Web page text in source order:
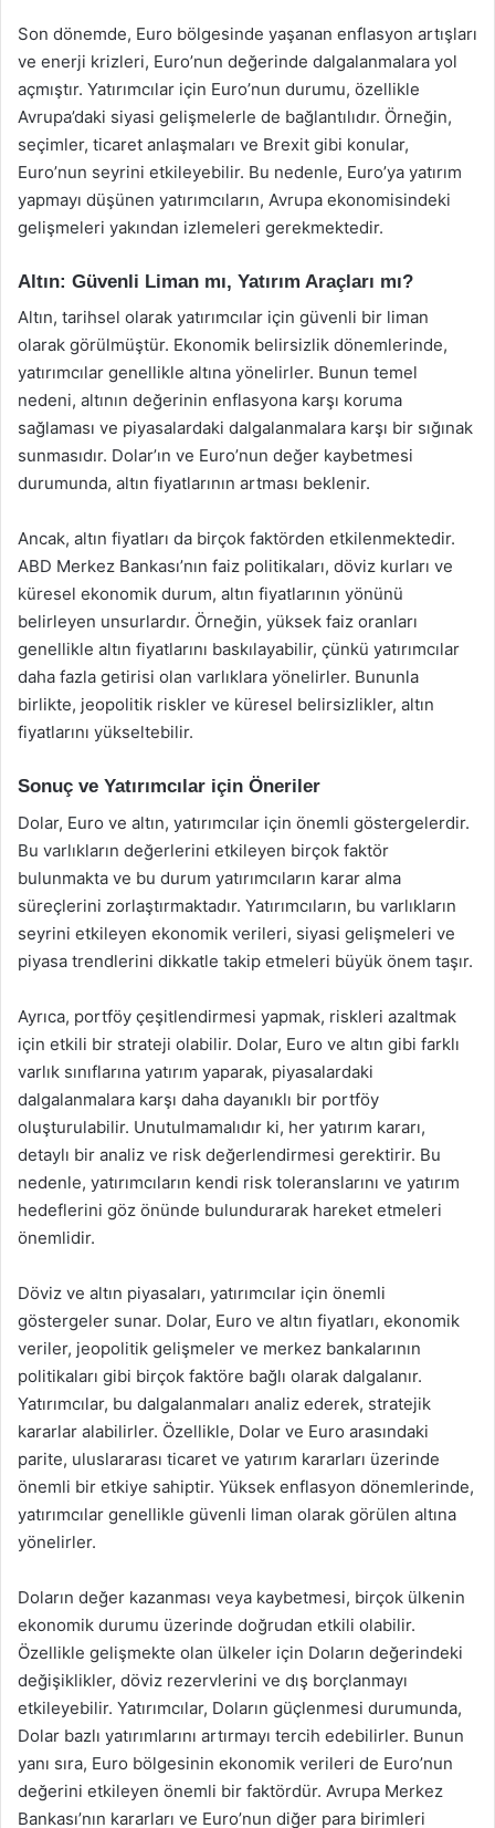
Son dönemde, Euro bölgesinde yaşanan enflasyon artışları
ve enerji krizleri, Euro’nun değerinde dalgalanmalara yol
açmıştır. Yatırımcılar için Euro’nun durumu, özellikle
Avrupa’daki siyasi gelişmelerle de bağlantılıdır. Örneğin,
seçimler, ticaret anlaşmaları ve Brexit gibi konular,
Euro’nun seyrini etkileyebilir. Bu nedenle, Euro’ya yatırım
yapmayı düşünen yatırımcıların, Avrupa ekonomisindeki
gelişmeleri yakından izlemeleri gerekmektedir.
Altın: Güvenli Liman mı, Yatırım Araçları mı?
Altın, tarihsel olarak yatırımcılar için güvenli bir liman
olarak görülmüştür. Ekonomik belirsizlik dönemlerinde,
yatırımcılar genellikle altına yönelirler. Bunun temel
nedeni, altının değerinin enflasyona karşı koruma
sağlaması ve piyasalardaki dalgalanmalara karşı bir sığınak
sunmasıdır. Dolar’ın ve Euro’nun değer kaybetmesi
durumunda, altın fiyatlarının artması beklenir.
Ancak, altın fiyatları da birçok faktörden etkilenmektedir.
ABD Merkez Bankası’nın faiz politikaları, döviz kurları ve
küresel ekonomik durum, altın fiyatlarının yönünü
belirleyen unsurlardır. Örneğin, yüksek faiz oranları
genellikle altın fiyatlarını baskılayabilir, çünkü yatırımcılar
daha fazla getirisi olan varlıklara yönelirler. Bununla
birlikte, jeopolitik riskler ve küresel belirsizlikler, altın
fiyatlarını yükseltebilir.
Sonuç ve Yatırımcılar için Öneriler
Dolar, Euro ve altın, yatırımcılar için önemli göstergelerdir.
Bu varlıkların değerlerini etkileyen birçok faktör
bulunmakta ve bu durum yatırımcıların karar alma
süreçlerini zorlaştırmaktadır. Yatırımcıların, bu varlıkların
seyrini etkileyen ekonomik verileri, siyasi gelişmeleri ve
piyasa trendlerini dikkatle takip etmeleri büyük önem taşır.
Ayrıca, portföy çeşitlendirmesi yapmak, riskleri azaltmak
için etkili bir strateji olabilir. Dolar, Euro ve altın gibi farklı
varlık sınıflarına yatırım yaparak, piyasalardaki
dalgalanmalara karşı daha dayanıklı bir portföy
oluşturulabilir. Unutulmamalıdır ki, her yatırım kararı,
detaylı bir analiz ve risk değerlendirmesi gerektirir. Bu
nedenle, yatırımcıların kendi risk toleranslarını ve yatırım
hedeflerini göz önünde bulundurarak hareket etmeleri
önemlidir.
Döviz ve altın piyasaları, yatırımcılar için önemli
göstergeler sunar. Dolar, Euro ve altın fiyatları, ekonomik
veriler, jeopolitik gelişmeler ve merkez bankalarının
politikaları gibi birçok faktöre bağlı olarak dalgalanır.
Yatırımcılar, bu dalgalanmaları analiz ederek, stratejik
kararlar alabilirler. Özellikle, Dolar ve Euro arasındaki
parite, uluslararası ticaret ve yatırım kararları üzerinde
önemli bir etkiye sahiptir. Yüksek enflasyon dönemlerinde,
yatırımcılar genellikle güvenli liman olarak görülen altına
yönelirler.
Doların değer kazanması veya kaybetmesi, birçok ülkenin
ekonomik durumu üzerinde doğrudan etkili olabilir.
Özellikle gelişmekte olan ülkeler için Doların değerindeki
değişiklikler, döviz rezervlerini ve dış borçlanmayı
etkileyebilir. Yatırımcılar, Doların güçlenmesi durumunda,
Dolar bazlı yatırımlarını artırmayı tercih edebilirler. Bunun
yanı sıra, Euro bölgesinin ekonomik verileri de Euro’nun
değerini etkileyen önemli bir faktördür. Avrupa Merkez
Bankası’nın kararları ve Euro’nun diğer para birimleri